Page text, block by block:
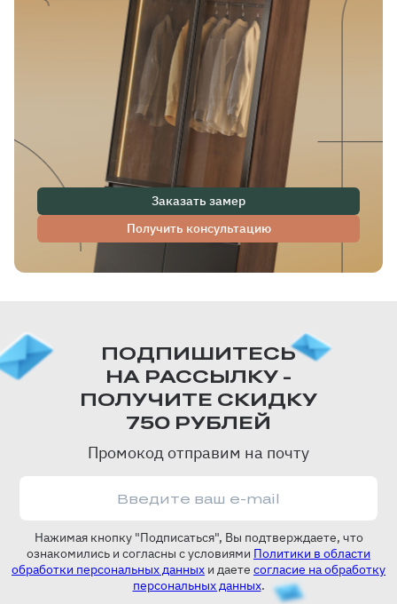
Заказать замер
Получить консультацию
ПОДПИШИТЕСЬ
НА РАССЫЛКУ -
ПОЛУЧИТЕ СКИДКУ
750 РУБЛЕЙ
Промокод отправим на почту
Нажимая кнопку "Подписаться", Вы подтверждаете, что
ознакомились и согласны с условиями Политики в области
обработки персональных данных и даете согласие на обработку
персональных данных.